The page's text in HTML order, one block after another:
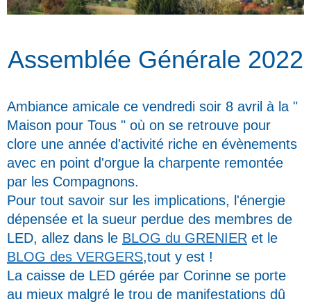
Assemblée Générale 2022
Ambiance amicale ce vendredi soir 8 avril à la "
Maison pour Tous " où on se retrouve pour
clore une année d'activité riche en évènements
avec en point d'orgue la charpente remontée
par les Compagnons.
Pour tout savoir sur les implications, l'énergie
dépensée et la sueur perdue des membres de
LED, allez dans le BLOG du GRENIER et le
BLOG des VERGERS,tout y est !
La caisse de LED gérée par Corinne se porte
au mieux malgré le trou de manifestations dû